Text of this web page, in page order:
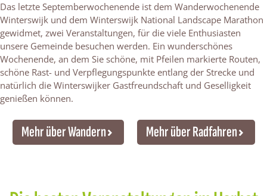
Das letzte Septemberwochenende ist dem Wanderwochenende
Winterswijk und dem Winterswijk National Landscape Marathon
gewidmet, zwei Veranstaltungen, für die viele Enthusiasten
unsere Gemeinde besuchen werden. Ein wunderschönes
Wochenende, an dem Sie schöne, mit Pfeilen markierte Routen,
schöne Rast- und Verpflegungspunkte entlang der Strecke und
natürlich die Winterswijker Gastfreundschaft und Geselligkeit
genießen können.
Mehr über Wandern Mehr über Radfahren